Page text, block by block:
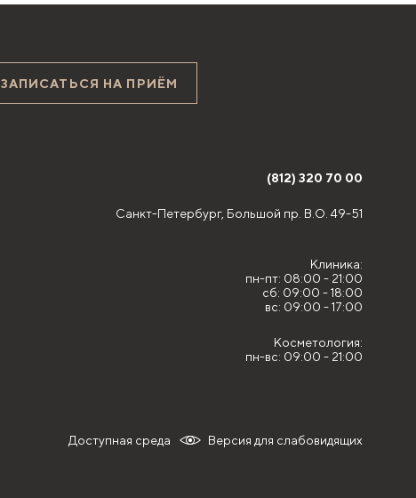
ЗАПИСАТЬСЯ НА ПРИЁМ
(812) 320 70 00
Санкт-Петербург, Большой пр. В.О. 49-51
Клиника:
пн-пт: 08:00 - 21:00
сб: 09:00 - 18:00
вс: 09:00 - 17:00
Косметология:
пн-вс: 09:00 - 21:00
Версия для слабовидящих
Доступная среда